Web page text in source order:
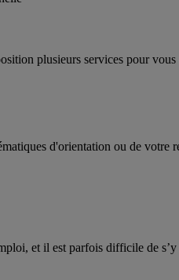
plusieurs services pour vous
d'orientation ou de votre
et il est parfois difficile de